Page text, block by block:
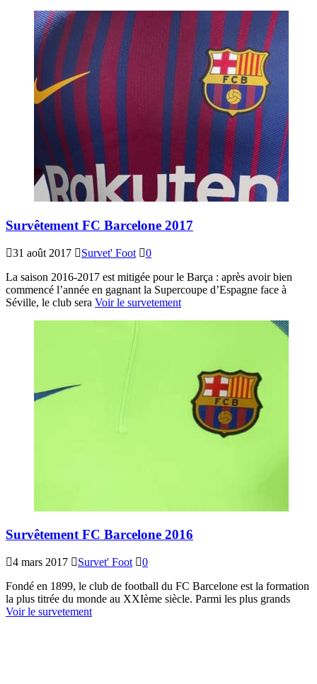
Survêtement FC Barcelone 2017
31 août 2017 Survet' Foot
0
La saison 2016-2017 est mitigée pour le Barça : après avoir bien
commencé l’année en gagnant la Supercoupe d’Espagne face à
Séville, le club sera Voir le survetement
Survêtement FC Barcelone 2016
4 mars 2017 Survet' Foot
0
Fondé en 1899, le club de football du FC Barcelone est la formation
la plus titrée du monde au XXIème siècle. Parmi les plus grands
Voir le survetement